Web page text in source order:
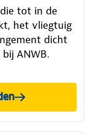
tot in de
het vliegtuig
dicht
ANWB.